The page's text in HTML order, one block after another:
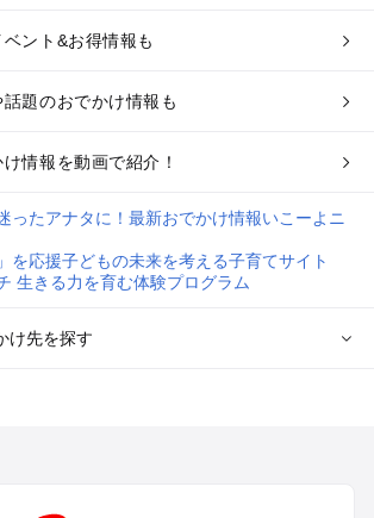
ント&お得情報も
題のおでかけ情報も
情報を動画で紹介！
け先を探す